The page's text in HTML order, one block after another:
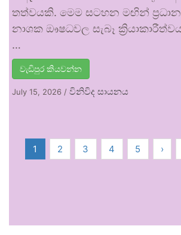
තත්වයකි. මෙම සටහන මඟින්
නාශක ඖෂධවල සැබෑ
…
වැඩිපුර කියවන්න
July 15, 2026 / විනිවිද සායනය
1 2 3 4 5 ›